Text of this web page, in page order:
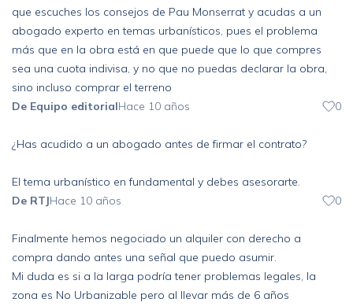
que escuches los consejos de Pau Monserrat y acudas a un
abogado experto en temas urbanísticos, pues el problema
más que en la obra está en que puede que lo que compres
sea una cuota indivisa, y no que no puedas declarar la obra,
sino incluso comprar el terreno
De Equipo editorialHace 10 años 0
¿Has acudido a un abogado antes de firmar el contrato?
El tema urbanístico en fundamental y debes asesorarte.
De RTJHace 10 años 0
Finalmente hemos negociado un alquiler con derecho a
compra dando antes una señal que puedo asumir.
Mi duda es si a la larga podría tener problemas legales, la
zona es No Urbanizable pero al llevar más de 6 años